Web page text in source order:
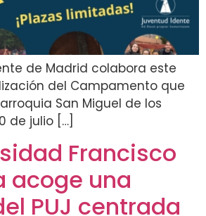
de Madrid colabora este
del Campamento que
San Miguel de los
de julio […]
Francisco
acoge una
PUJ centrada